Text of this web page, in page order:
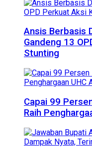
Ansis Berbasis
Gandeng 13
Stunting
Capai 99
Raih